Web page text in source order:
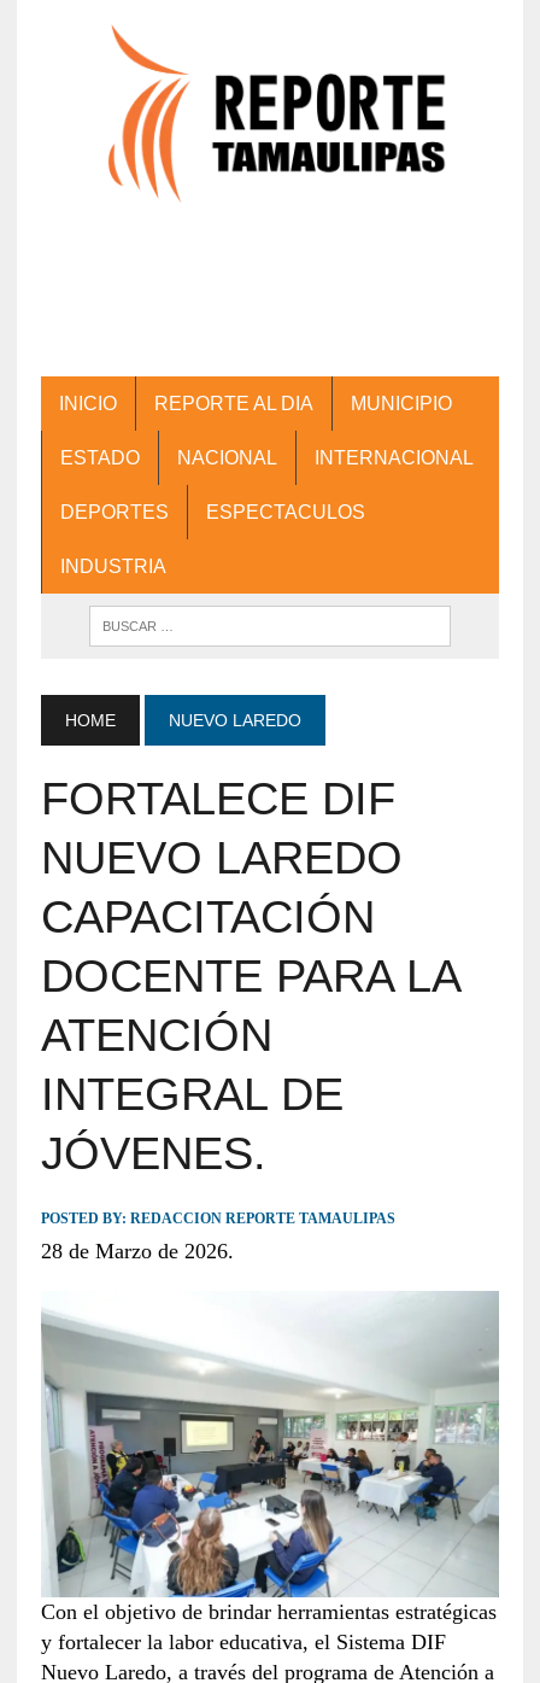
INICIO REPORTE AL DIA MUNICIPIO
ESTADO NACIONAL INTERNACIONAL
DEPORTES ESPECTACULOS
INDUSTRIA
HOME NUEVO LAREDO
FORTALECE DIF
NUEVO LAREDO
CAPACITACIÓN
DOCENTE PARA LA
ATENCIÓN
INTEGRAL DE
JÓVENES.
POSTED BY: REDACCION REPORTE TAMAULIPAS
28 de Marzo de 2026.
Con el objetivo de brindar herramientas estratégicas
y fortalecer la labor educativa, el Sistema DIF
Nuevo Laredo, a través del programa de Atención a